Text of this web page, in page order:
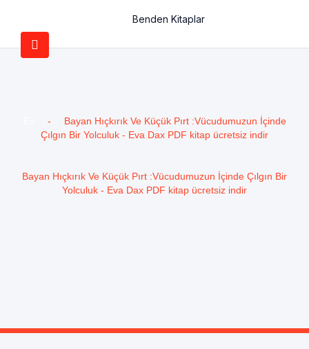
Benden Kitaplar
-
Bayan Hıçkırık Ve Küçük Pırt :Vücudumuzun İçinde
Çılgın Bir Yolculuk - Eva Dax PDF kitap ücretsiz indir
Bayan Hıçkırık Ve Küçük Pırt :Vücudumuzun İçinde Çılgın Bir
Yolculuk - Eva Dax PDF kitap ücretsiz indir